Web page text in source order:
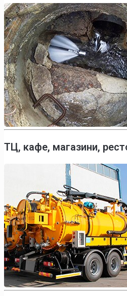
ТЦ, кафе, магазини,